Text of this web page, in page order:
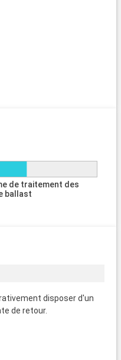
de traitement des
ballast
disposer d'un
de retour.